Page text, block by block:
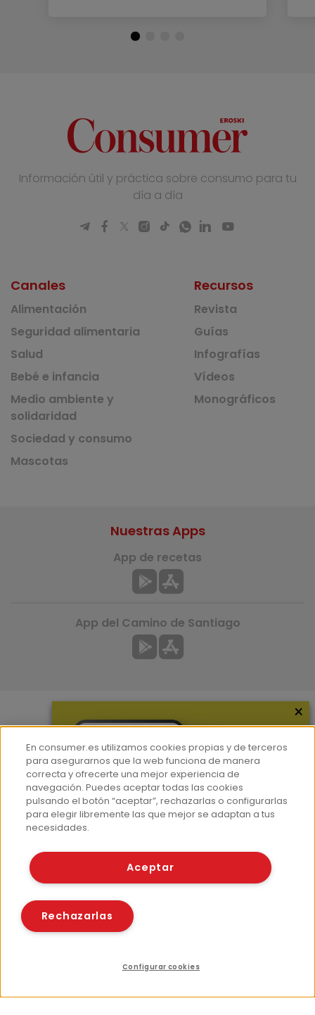
Información útil y práctica sobre consumo para tu
día a día
Canales
Alimentación
Seguridad alimentaria
Salud
Bebé e infancia
Medio ambiente y
solidaridad
Sociedad y consumo
Mascotas
Recursos
Revista
Guías
Infografías
Vídeos
Monográficos
Más información
¿Quiénes somos?
Hemeroteca
Contacto
Prensa
Nuestras Apps
App de recetas
App del Camino de Santiago
© Fundación EROSKI
Aviso legal
Políticas de cookies
×
En consumer.es utilizamos cookies propias y de terceros
para asegurarnos que la web funciona de manera
correcta y ofrecerte una mejor experiencia de
navegación. Puedes aceptar todas las cookies
pulsando el botón “aceptar”, rechazarlas o configurarlas
para elegir libremente las que mejor se adaptan a tus
necesidades.
Aceptar
Rechazarlas
Configurar cookies